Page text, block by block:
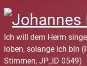
Ich will dem Herrn
loben, solange ich bin
Stimmen, JP_ID 0549)